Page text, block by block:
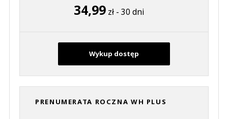
34,99 zł - 30 dni
Wykup dostęp
PRENUMERATA ROCZNA WH PLUS